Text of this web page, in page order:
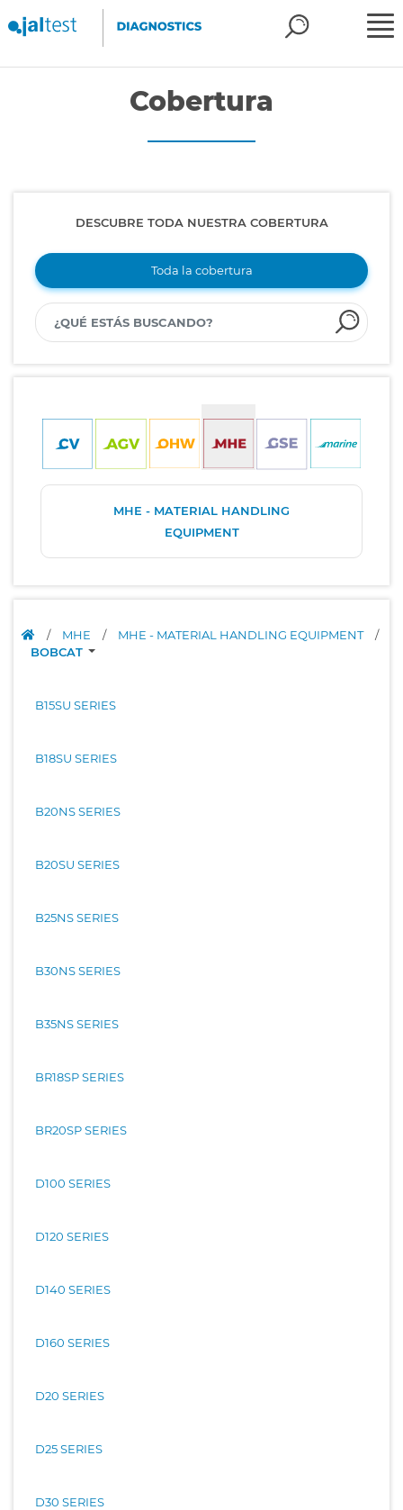
Cobertura
DESCUBRE TODA NUESTRA COBERTURA
Toda la cobertura
MHE - MATERIAL HANDLING
EQUIPMENT
/ MHE / MHE - MATERIAL HANDLING EQUIPMENT
/
BOBCAT
B15SU SERIES
B18SU SERIES
B20NS SERIES
B20SU SERIES
B25NS SERIES
B30NS SERIES
B35NS SERIES
BR18SP SERIES
BR20SP SERIES
D100 SERIES
D120 SERIES
D140 SERIES
D160 SERIES
D20 SERIES
D25 SERIES
D30 SERIES